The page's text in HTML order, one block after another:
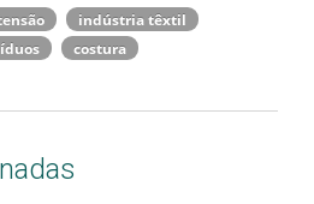
indústria têxtil
costura